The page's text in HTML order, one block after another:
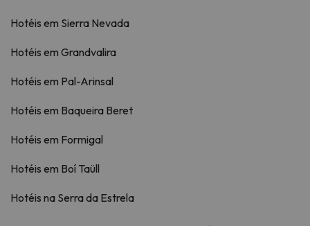
Hotéis em Sierra Nevada
Hotéis em Grandvalira
Hotéis em Pal-Arinsal
Hotéis em Baqueira Beret
Hotéis em Formigal
Hotéis em Boí Taüll
Hotéis na Serra da Estrela